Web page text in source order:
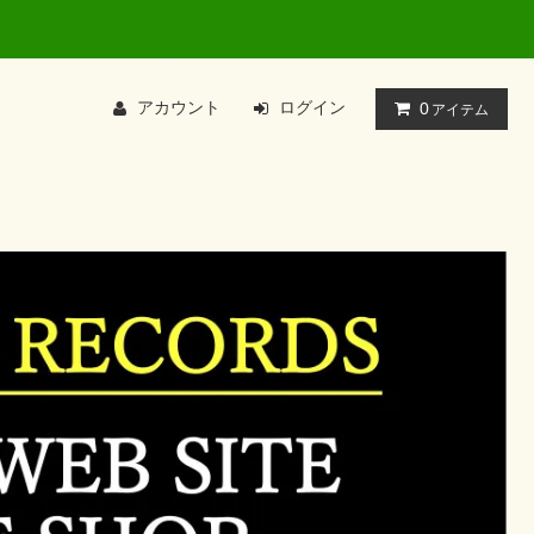
アカウント ログイン 0 アイテム